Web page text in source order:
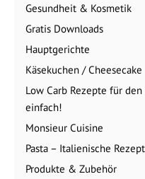
Gesundheit & Kosmetik
Gratis Downloads
Hauptgerichte
Käsekuchen / Cheesecake
Low Carb Rezepte für
einfach!
Monsieur Cuisine
Pasta – Italienische
Produkte & Zubehör